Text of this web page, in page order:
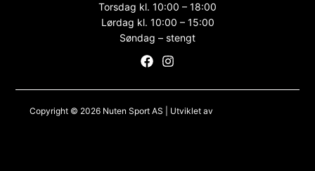
Torsdag kl. 10:00 – 18:00
Lørdag kl. 10:00 – 15:00
Søndag – stengt
Copyright © 2026 Nuten Sport AS | Utviklet av